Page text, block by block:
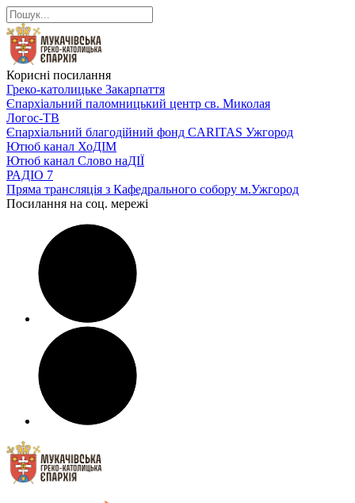
Корисні посилання
Греко-католицьке Закарпаття
Єпархіальний паломницький центр св. Миколая
Логос-ТВ
Єпархіальний благодійний фонд CARITAS Ужгород
Ютюб канал ХоДІМ
Ютюб канал Слово наДІЇ
РАДІО 7
Пряма трансляція з Кафедрального собору м.Ужгород
Посилання на соц. мережі